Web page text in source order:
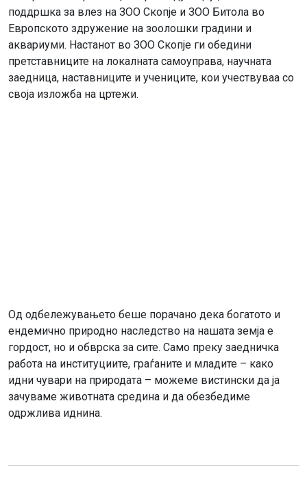
поддршка за влез на ЗОО Скопје и ЗОО Битола во
Европското здружение на зоолошки градини и
аквариуми. Настанот во ЗОО Скопје ги обедини
претставниците на локалната самоуправа, научната
заедница, наставниците и учениците, кои учествуваа со
своја изложба на цртежи.
Од одбележувањето беше порачано дека богатото и
ендемично природно наследство на нашата земја е
гордост, но и обврска за сите. Само преку заедничка
работа на институциите, граѓаните и младите – како
идни чувари на природата – можеме вистински да ја
зачуваме животната средина и да обезбедиме
одржлива иднина.